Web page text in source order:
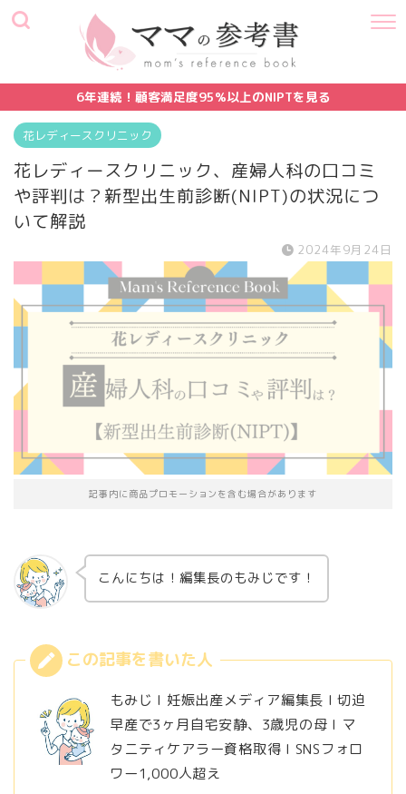
6年連続！顧客満足度95%以上のNIPTを見る
花レディースクリニック
花レディースクリニック、産婦人科の口コミ
や評判は？新型出生前診断(NIPT)の状況につ
いて解説
2024年9月24日
記事内に商品プロモーションを含む場合があります
こんにちは！編集長のもみじです！
もみじ l 妊娠出産メディア編集長 l 切迫
早産で3ヶ月自宅安静、3歳児の母 l マ
タニティケアラー資格取得 l SNSフォロ
ワー1,000人超え